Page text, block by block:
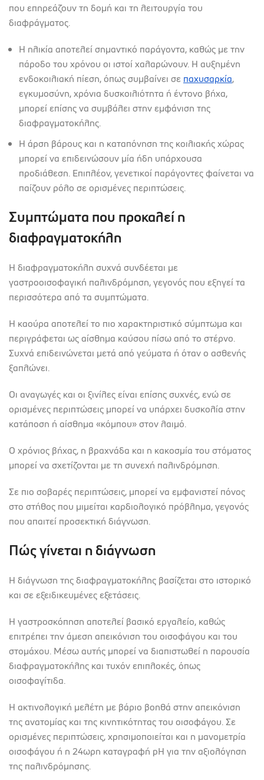
που επηρεάζουν τη δομή και τη λειτουργία του
διαφράγματος.
Η ηλικία αποτελεί σημαντικό παράγοντα, καθώς με την
πάροδο του χρόνου οι ιστοί χαλαρώνουν. Η αυξημένη
ενδοκοιλιακή πίεση, όπως συμβαίνει σε παχυσαρκία,
εγκυμοσύνη, χρόνια δυσκοιλιότητα ή έντονο βήχα,
μπορεί επίσης να συμβάλει στην εμφάνιση της
διαφραγματοκήλης.
Η άρση βάρους και η καταπόνηση της κοιλιακής χώρας
μπορεί να επιδεινώσουν μία ήδη υπάρχουσα
προδιάθεση. Επιπλέον, γενετικοί παράγοντες φαίνεται να
παίζουν ρόλο σε ορισμένες περιπτώσεις.
Συμπτώματα που προκαλεί η
διαφραγματοκήλη
Η διαφραγματοκήλη συχνά συνδέεται με
γαστροοισοφαγική παλινδρόμηση, γεγονός που εξηγεί τα
περισσότερα από τα συμπτώματα.
Η καούρα αποτελεί το πιο χαρακτηριστικό σύμπτωμα και
περιγράφεται ως αίσθημα καύσου πίσω από το στέρνο.
Συχνά επιδεινώνεται μετά από γεύματα ή όταν ο ασθενής
ξαπλώνει.
Οι αναγωγές και οι ξινίλες είναι επίσης συχνές, ενώ σε
ορισμένες περιπτώσεις μπορεί να υπάρχει δυσκολία στην
κατάποση ή αίσθημα «κόμπου» στον λαιμό.
Ο χρόνιος βήχας, η βραχνάδα και η κακοσμία του στόματος
μπορεί να σχετίζονται με τη συνεχή παλινδρόμηση.
Σε πιο σοβαρές περιπτώσεις, μπορεί να εμφανιστεί πόνος
στο στήθος που μιμείται καρδιολογικό πρόβλημα, γεγονός
που απαιτεί προσεκτική διάγνωση.
Πώς γίνεται η διάγνωση
Η διάγνωση της διαφραγματοκήλης βασίζεται στο ιστορικό
και σε εξειδικευμένες εξετάσεις.
Η γαστροσκόπηση αποτελεί βασικό εργαλείο, καθώς
επιτρέπει την άμεση απεικόνιση του οισοφάγου και του
στομάχου. Μέσω αυτής μπορεί να διαπιστωθεί η παρουσία
διαφραγματοκήλης και τυχόν επιπλοκές, όπως
οισοφαγίτιδα.
Η ακτινολογική μελέτη με βάριο βοηθά στην απεικόνιση
της ανατομίας και της κινητικότητας του οισοφάγου. Σε
ορισμένες περιπτώσεις, χρησιμοποιείται και η μανομετρία
οισοφάγου ή η 24ωρη καταγραφή pH για την αξιολόγηση
της παλινδρόμησης.